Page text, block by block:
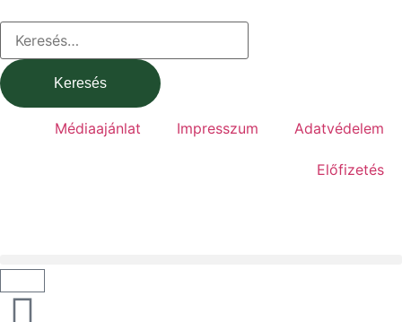
Médiaajánlat Impresszum Adatvédelem
Előfizetés